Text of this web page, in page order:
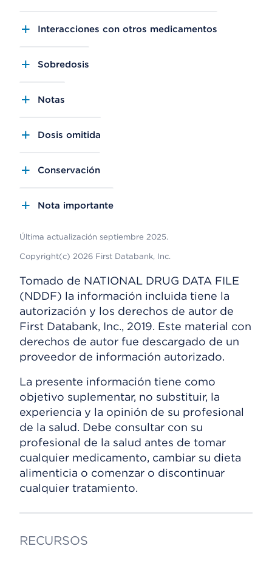
Interacciones con otros medicamentos
Sobredosis
Notas
Dosis omitida
Conservación
Nota importante
Última actualización septiembre 2025.
Copyright(c) 2026 First Databank, Inc.
Tomado de NATIONAL DRUG DATA FILE
(NDDF) la información incluida tiene la
autorización y los derechos de autor de
First Databank, Inc., 2019. Este material con
derechos de autor fue descargado de un
proveedor de información autorizado.
La presente información tiene como
objetivo suplementar, no substituir, la
experiencia y la opinión de su profesional
de la salud. Debe consultar con su
profesional de la salud antes de tomar
cualquier medicamento, cambiar su dieta
alimenticia o comenzar o discontinuar
cualquier tratamiento.
RECURSOS